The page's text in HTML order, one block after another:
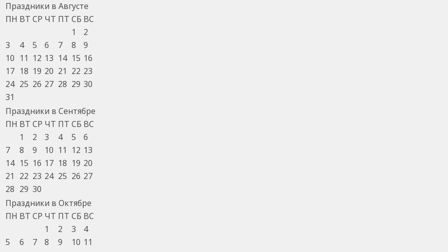
Праздники в Августе
ПН ВТ СР ЧТ ПТ СБ ВС
1
2
3
4 5 6 7 8
9
10 11 12 13 14 15 16
17 18 19 20 21 22 23
24 25 26 27 28 29 30
31
Праздники в Сентябре
ПН ВТ СР ЧТ ПТ СБ ВС
1
2 3 4 5
6
7
8 9 10 11 12 13
14 15 16 17 18 19 20
21
22 23 24 25 26 27
28 29 30
Праздники в Октябре
ПН ВТ СР ЧТ ПТ СБ ВС
1
2 3
4
5
6 7 8 9 10 11